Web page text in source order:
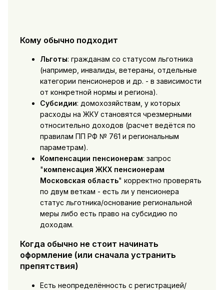
Кому обычно подходит
Льготы: гражданам со статусом льготника
(например, инвалиды, ветераны, отдельные
категории пенсионеров и др. - в зависимости
от конкретной нормы и региона).
Субсидии: домохозяйствам, у которых
расходы на ЖКУ становятся чрезмерными
относительно доходов (расчет ведётся по
правилам ПП РФ № 761 и региональным
параметрам).
Компенсации пенсионерам: запрос
"компенсация ЖКХ пенсионерам
Московская область" корректно проверять
по двум веткам - есть ли у пенсионера
статус льготника/основание региональной
меры либо есть право на субсидию по
доходам.
Когда обычно не стоит начинать
оформление (или сначала устранить
препятствия)
Есть неопределённость с регистрацией/